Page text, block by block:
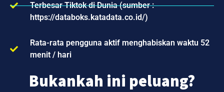
Terbesar Tiktok di Dunia (sumber :
https://databoks.katadata.co.id/)
Rata-rata pengguna aktif menghabiskan waktu 52
menit / hari
Bukankah ini peluang?